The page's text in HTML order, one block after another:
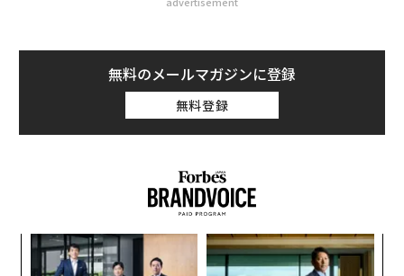
無料のメールマガジンに登録
無料登録